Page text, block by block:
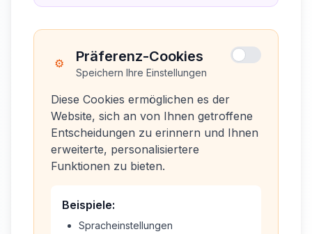
⚙️ Präferenz-Cookies
Speichern Ihre Einstellungen
Diese Cookies ermöglichen es der
Website, sich an von Ihnen getroffene
Entscheidungen zu erinnern und Ihnen
erweiterte, personalisiertere
Funktionen zu bieten.
Beispiele:
Spracheinstellungen